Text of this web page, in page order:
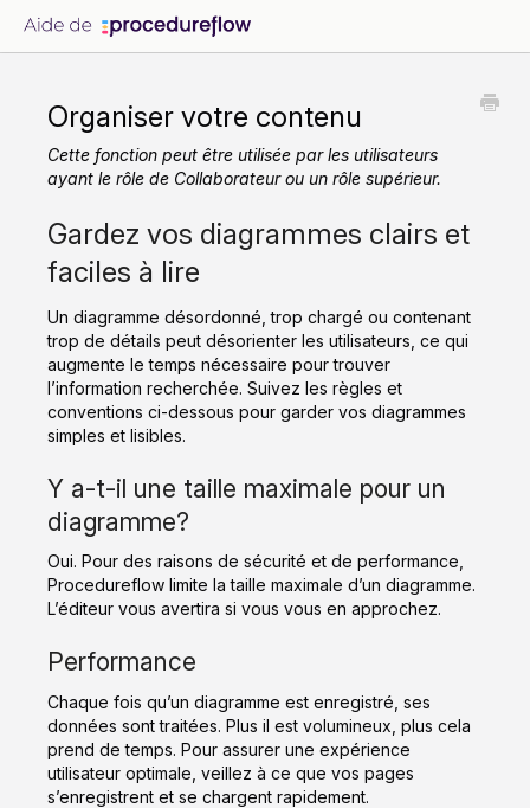
Organiser votre contenu
Cette fonction peut être utilisée par les utilisateurs
ayant le rôle de Collaborateur ou un rôle supérieur.
Gardez vos diagrammes clairs et
faciles à lire
Un diagramme désordonné, trop chargé ou contenant
trop de détails peut désorienter les utilisateurs, ce qui
augmente le temps nécessaire pour trouver
l’information recherchée. Suivez les règles et
conventions ci-dessous pour garder vos diagrammes
simples et lisibles.
Y a-t-il une taille maximale pour un
diagramme?
Oui. Pour des raisons de sécurité et de performance,
Procedureflow limite la taille maximale d’un diagramme.
L’éditeur vous avertira si vous vous en approchez.
Performance
Chaque fois qu’un diagramme est enregistré, ses
données sont traitées. Plus il est volumineux, plus cela
prend de temps. Pour assurer une expérience
utilisateur optimale, veillez à ce que vos pages
s’enregistrent et se chargent rapidement.